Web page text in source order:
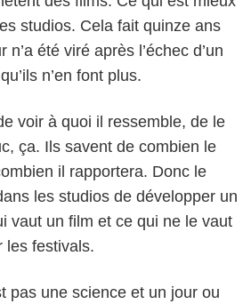
studios. Cela fait quinze ans
n’a été viré après l’échec d’un
n’en font plus.
voir à quoi il ressemble, de le
ça. Ils savent de combien le
il rapportera. Donc le
les studios de développer un
vaut un film et ce qui ne le vaut
les festivals.
pas une science et un jour ou